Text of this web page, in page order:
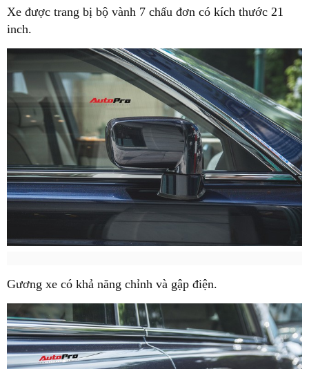
Xe được trang bị bộ vành 7 chấu đơn có kích thước 21
inch.
Gương xe có khả năng chỉnh và gập điện.